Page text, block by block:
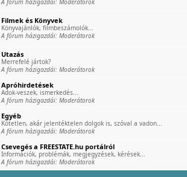
A fórum házigazdái: Moderátorok
Filmek és Könyvek
Könyvajánlók, filmbeszámolók...
A fórum házigazdái: Moderátorok
Utazás
Merrefelé jártok?
A fórum házigazdái: Moderátorok
Apróhirdetések
Adok-veszek, ismerkedés...
A fórum házigazdái: Moderátorok
Egyéb
Kötetlen, akár jelentéktelen dolgok is, szóval a vadon...
A fórum házigazdái: Moderátorok
Csevegés a FREESTATE.hu portálról
Információk, problémák, megjegyzések, kérések...
A fórum házigazdái: Moderátorok